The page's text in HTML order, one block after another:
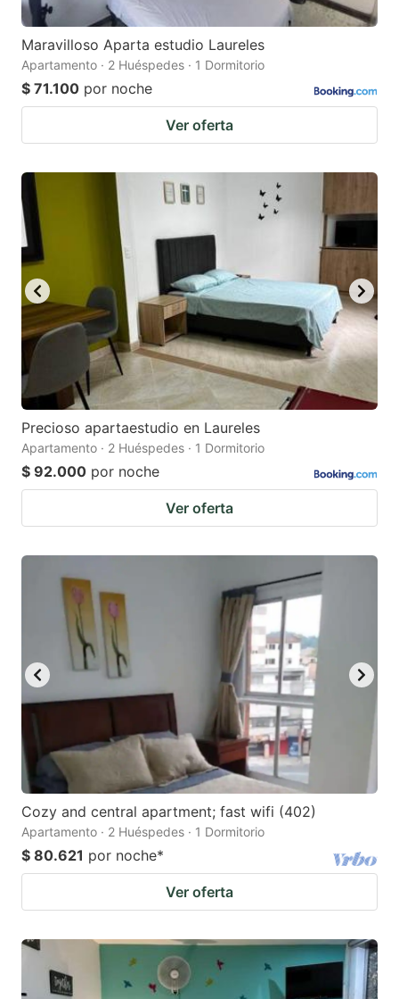
Maravilloso Aparta estudio Laureles
Apartamento · 2 Huéspedes · 1 Dormitorio
$ 71.100 por noche
Ver oferta
Precioso apartaestudio en Laureles
Apartamento · 2 Huéspedes · 1 Dormitorio
$ 92.000 por noche
Ver oferta
Cozy and central apartment; fast wifi (402)
Apartamento · 2 Huéspedes · 1 Dormitorio
$ 80.621 por noche*
Ver oferta